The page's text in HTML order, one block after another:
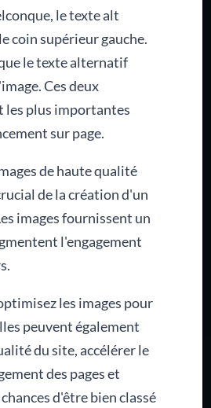
le texte alt
coin supérieur gauche.
le texte alternatif
Ces deux
les plus importantes
sur page.
de haute qualité
de la création d'un
images fournissent un
l'engagement
les images pour
peuvent également
du site, accélérer le
des pages et
d'être bien classé